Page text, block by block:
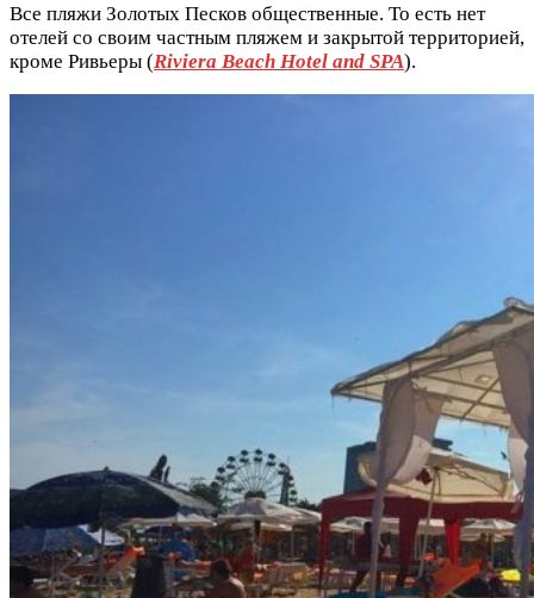
Все пляжи Золотых Песков общественные. То есть нет
отелей со своим частным пляжем и закрытой территорией,
кроме Ривьеры (Riviera Beach Hotel and SPA).